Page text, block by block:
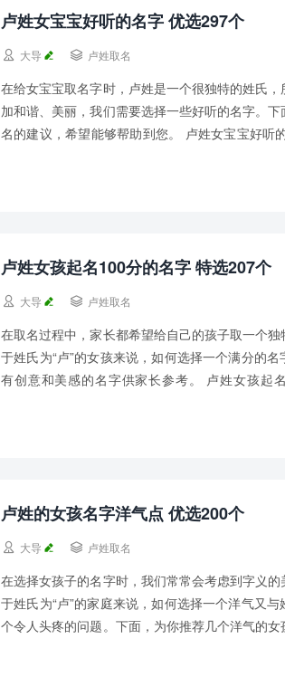
卢姓女宝宝好听的名字 优选297个
 大导  卢姓取名
在给女宝宝取名字时，卢姓是一个很独特的姓氏
加和谐、美丽，我们需要选择一些好听的名字。
名的建议，希望能够帮助到您。 卢姓女宝宝好听
卢姓女孩起名100分的名字 特选207个
 大导  卢姓取名
在取名过程中，家长都希望给自己的孩子取一个
于姓氏为“卢”的女孩来说，如何选择一个满分的
有创意和美感的名字供家长参考。 卢姓女孩起
卢姓的女孩名字洋气点 优选200个
 大导  卢姓取名
在选择女孩子的名字时，我们常常会考虑到字义
于姓氏为“卢”的家庭来说，如何选择一个洋气又
个令人头疼的问题。下面，为你推荐几个洋气的